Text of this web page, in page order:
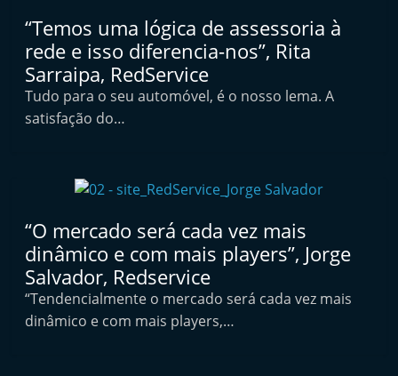
f
t
e
r
e
t
A
“Temos uma lógica de assessoria à
rede e isso diferencia-nos”, Rita
Sarraipa, RedService
Tudo para o seu automóvel, é o nosso lema. A
satisfação do…
“O mercado será cada vez mais
dinâmico e com mais players”, Jorge
Salvador, Redservice
“Tendencialmente o mercado será cada vez mais
dinâmico e com mais players,…